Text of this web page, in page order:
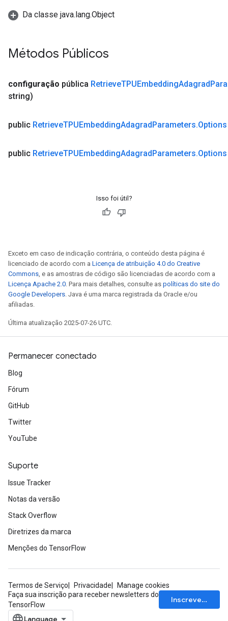
Da classe java.lang.Object
Métodos Públicos
configuração pública RetrieveTPUEmbeddingAdagrad
string)
public RetrieveTPUEmbeddingAdagradParameters.Options
public RetrieveTPUEmbeddingAdagradParameters.Options
Isso foi útil?
Exceto em caso de indicação contrária, o conteúdo desta página é
licenciado de acordo com a Licença de atribuição 4.0 do Creative
Commons, e as amostras de código são licenciadas de acordo com a
Licença Apache 2.0. Para mais detalhes, consulte as políticas do site do
Google Developers. Java é uma marca registrada da Oracle e/ou
afiliadas.
Última atualização 2025-07-26 UTC.
Permanecer conectado
Blog
Fórum
GitHub
Twitter
YouTube
Suporte
Issue Tracker
Notas da versão
Stack Overflow
Diretrizes da marca
Menções do TensorFlow
Termos de Serviço Privacidade
Manage cookies
Faça sua inscrição para receber newsletters do
TensorFlow
Inscrever-se